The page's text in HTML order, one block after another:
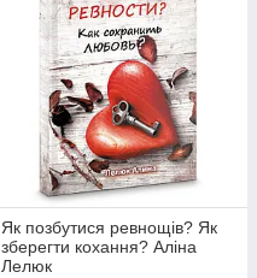
Як позбутися ревнощів? Як
зберегти кохання? Аліна
Лелюк